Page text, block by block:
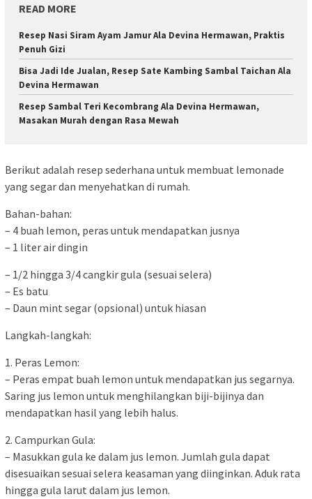
READ MORE
Resep Nasi Siram Ayam Jamur Ala Devina Hermawan, Praktis
Penuh Gizi
Bisa Jadi Ide Jualan, Resep Sate Kambing Sambal Taichan Ala
Devina Hermawan
Resep Sambal Teri Kecombrang Ala Devina Hermawan,
Masakan Murah dengan Rasa Mewah
Berikut adalah resep sederhana untuk membuat lemonade
yang segar dan menyehatkan di rumah.
Bahan-bahan:
– 4 buah lemon, peras untuk mendapatkan jusnya
– 1 liter air dingin
– 1/2 hingga 3/4 cangkir gula (sesuai selera)
– Es batu
– Daun mint segar (opsional) untuk hiasan
Langkah-langkah:
1. Peras Lemon:
– Peras empat buah lemon untuk mendapatkan jus segarnya.
Saring jus lemon untuk menghilangkan biji-bijinya dan
mendapatkan hasil yang lebih halus.
2. Campurkan Gula:
– Masukkan gula ke dalam jus lemon. Jumlah gula dapat
disesuaikan sesuai selera keasaman yang diinginkan. Aduk rata
hingga gula larut dalam jus lemon.